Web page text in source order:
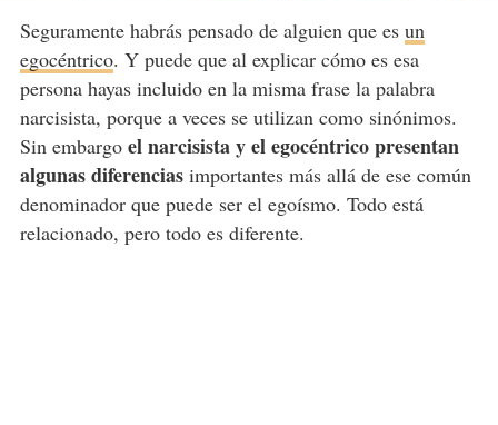
Seguramente habrás pensado de alguien que es un
egocéntrico. Y puede que al explicar cómo es esa
persona hayas incluido en la misma frase la palabra
narcisista, porque a veces se utilizan como sinónimos.
Sin embargo el narcisista y el egocéntrico presentan
algunas diferenciasimportantes más allá de ese común
denominador que puede ser el egoísmo. Todo está
relacionado, pero todo es diferente.